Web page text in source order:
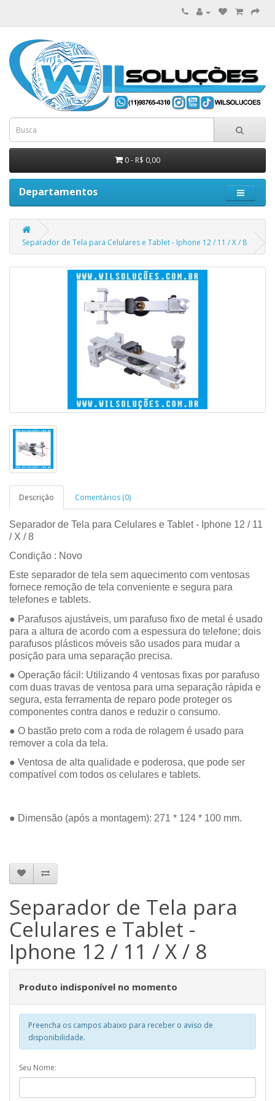
0 - R$ 0,00
Departamentos
Separador de Tela para Celulares e Tablet - Iphone 12 / 11 / X / 8
Descrição Comentários (0)
Separador de Tela para Celulares e Tablet - Iphone 12 / 11
/ X / 8
Condição : Novo
Este separador de tela sem aquecimento com ventosas
fornece remoção de tela conveniente e segura para
telefones e tablets.
● Parafusos ajustáveis, um parafuso fixo de metal é usado
para a altura de acordo com a espessura do telefone; dois
parafusos plásticos móveis são usados ​​para mudar a
posição para uma separação precisa.
● Operação fácil: Utilizando 4 ventosas fixas por parafuso
com duas travas de ventosa para uma separação rápida e
segura, esta ferramenta de reparo pode proteger os
componentes contra danos e reduzir o consumo.
● O bastão preto com a roda de rolagem é usado para
remover a cola da tela.
● Ventosa de alta qualidade e poderosa, que pode ser
compatível com todos os celulares e tablets.
● Dimensão (após a montagem): 271 * 124 * 100 mm.
Separador de Tela para
Celulares e Tablet -
Iphone 12 / 11 / X / 8
Produto indisponível no momento
Preencha os campos abaixo para receber o aviso de
disponibilidade.
Seu Nome: